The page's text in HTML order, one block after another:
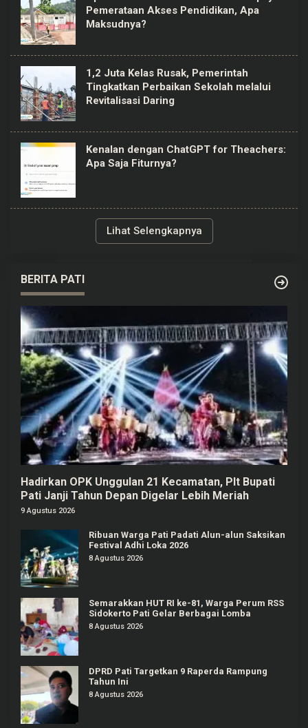
Pemerataan Akses Pendidikan, Apa
Maksudnya?
1,2 Juta Kelas Rusak, Pemerintah
Tingkatkan Perbaikan Sekolah melalui
Revitalisasi Daring
Kenalan dengan ChatGPT for Theachers:
Apa Saja Fiturnya?
Lihat Selengkapnya
BERITA PATI
Hadirkan OPK Unggulan 21 Kecamatan, Plt Bupati
Pati Janji Tahun Depan Digelar Lebih Meriah
9 Agustus 2026
Ribuan Warga Pati Padati Alun-alun Saksikan
Festival Adhi Loka 2026
8 Agustus 2026
Semarakkan HUT RI ke-81, Warga Perum RSS
Sidokerto Pati Gelar Berbagai Lomba
8 Agustus 2026
DPRD Pati Targetkan 9 Raperda Rampung
Tahun Ini
8 Agustus 2026